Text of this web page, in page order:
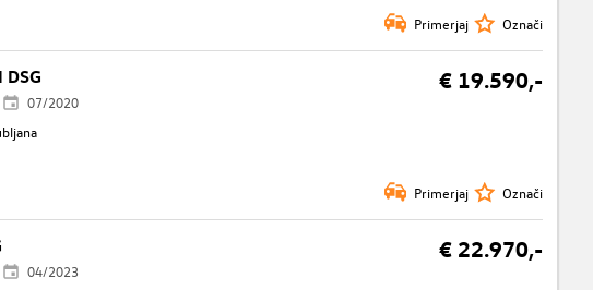
Primerjaj Označi
€ 19.590,-
07/2020
Primerjaj Označi
€ 22.970,-
04/2023